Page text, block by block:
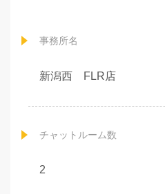
事務所名
新潟西 FLR店
チャットルーム数
2